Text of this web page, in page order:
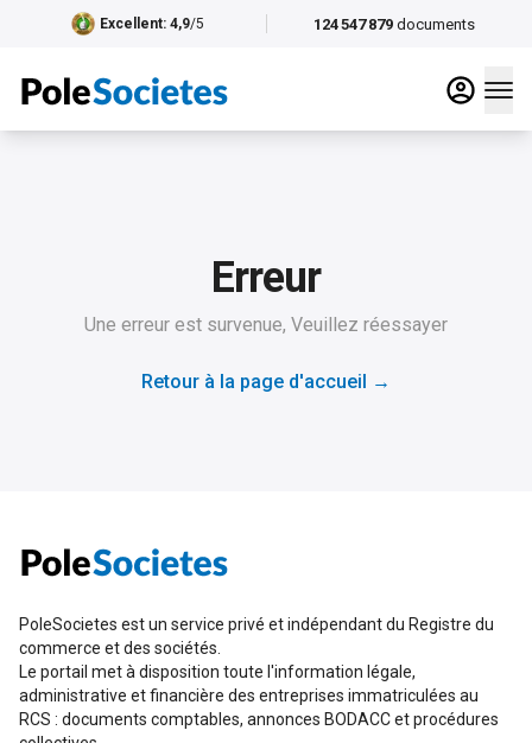
124 547 879 documents
Excellent: 4,9/5
Erreur
Une erreur est survenue, Veuillez réessayer
Retour à la page d'accueil →
PoleSocietes est un service privé et indépendant du Registre du
commerce et des sociétés.
Le portail met à disposition toute l'information légale,
administrative et financière des entreprises immatriculées au
RCS : documents comptables, annonces BODACC et procédures